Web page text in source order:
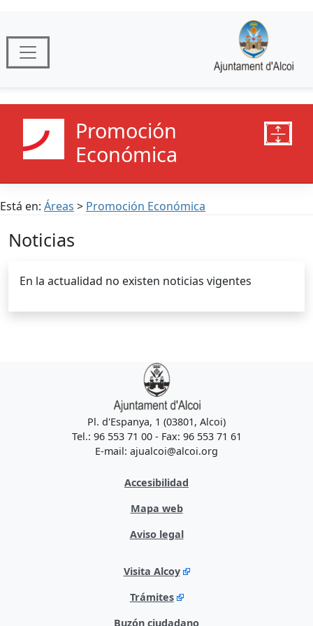
Promoción
Económica
Está en: Áreas > Promoción Económica
Noticias
En la actualidad no existen noticias vigentes
Pl. d'Espanya, 1 (03801, Alcoi)
Tel.: 96 553 71 00 - Fax: 96 553 71 61
E-mail: ajualcoi@alcoi.org
Accesibilidad
Mapa web
Aviso legal
Visita Alcoy
Trámites
Buzón ciudadano